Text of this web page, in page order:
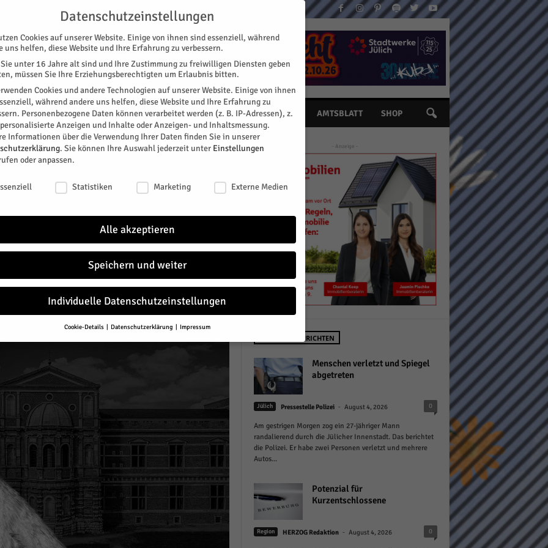
KONTAKT
SPEZIAL E-PAPER KINO GALERIE TERMINE AMTSBLATT SHOP
wollen
STADTTEILE
wollen
Sache – und tagt das erste Mal am 7. Mai. Eine
- Anzeige -
NEUSTE NACHRICHTEN
Menschen verletzt und Spiegel
abgetreten
Jülich Pressestelle Polizei - August 4, 2026 0
Am gestrigen Morgen zog ein 27-jähriger Mann
randalierend durch die Jülicher Innenstadt. Das berichtet
die Polizei. Er habe zwei Personen verletzt und mehrere
Autos...
Potenzial für
Kurzentschlossene
Region HERZOG Redaktion - August 4, 2026 0
Datenschutzeinstellungen
Cookies auf unserer Website. Einige von ihnen sind essenziell, während
uns helfen, diese Website und Ihre Erfahrung zu verbessern.
unter 16 Jahre alt sind und Ihre Zustimmung zu freiwilligen Diensten geben
müssen Sie Ihre Erziehungsberechtigten um Erlaubnis bitten.
Cookies und andere Technologien auf unserer Website. Einige von ihnen
während andere uns helfen, diese Website und Ihre Erfahrung zu
Personenbezogene Daten können verarbeitet werden (z. B. IP-Adressen), z.
Anzeigen und Inhalte oder Anzeigen- und Inhaltsmessung.
Informationen über die Verwendung Ihrer Daten finden Sie in unserer
. Sie können Ihre Auswahl jederzeit unter Einstellungen
oder anpassen.
Statistiken Marketing Externe Medien
Alle akzeptieren
Speichern und weiter
Individuelle Datenschutzeinstellungen
Cookie-Details Datenschutzerklärung Impressum
Datenschutzeinstellungen
unter 16 Jahre alt sind und Ihre Zustimmung zu freiwilligen Diensten geben
müssen Sie Ihre Erziehungsberechtigten um Erlaubnis bitten.
Cookies und andere Technologien auf unserer Website. Einige von ihnen
während andere uns helfen, diese Website und Ihre Erfahrung zu
Personenbezogene Daten können verarbeitet werden (z. B. IP-Adressen), z.
personalisierte Anzeigen und Inhalte oder Anzeigen- und Inhaltsmessung.
Informationen über die Verwendung Ihrer Daten finden Sie in unserer
.
Sie eine Übersicht über alle verwendeten Cookies. Sie können Ihre
zu ganzen Kategorien geben oder sich weitere Informationen anzeigen
und so nur bestimmte Cookies auswählen.
akzeptieren
und weiter
Zurück